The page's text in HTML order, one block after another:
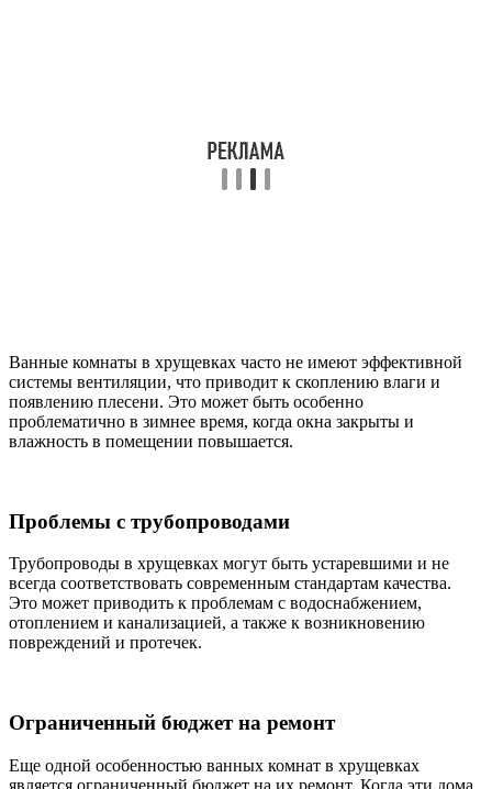
Ванные комнаты в хрущевках часто не имеют эффективной
системы вентиляции, что приводит к скоплению влаги и
появлению плесени. Это может быть особенно
проблематично в зимнее время, когда окна закрыты и
влажность в помещении повышается.
Проблемы с трубопроводами
Трубопроводы в хрущевках могут быть устаревшими и не
всегда соответствовать современным стандартам качества.
Это может приводить к проблемам с водоснабжением,
отоплением и канализацией, а также к возникновению
повреждений и протечек.
Ограниченный бюджет на ремонт
Еще одной особенностью ванных комнат в хрущевках
является ограниченный бюджет на их ремонт. Когда эти дома